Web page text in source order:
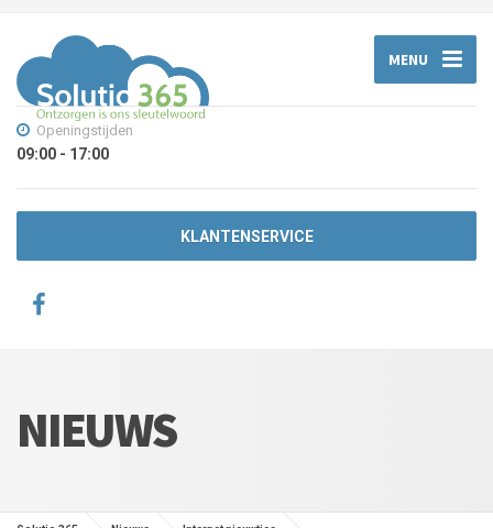
MENU
Openingstijden
09:00 - 17:00
KLANTENSERVICE
NIEUWS